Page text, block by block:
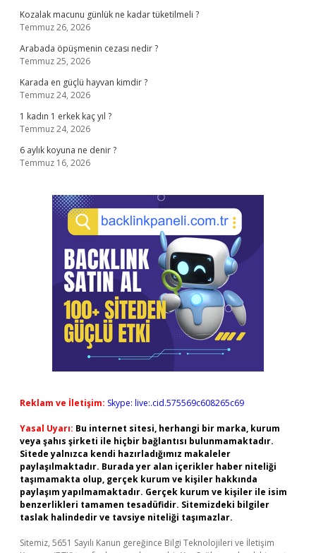
Kozalak macunu günlük ne kadar tüketilmeli ?
Temmuz 26, 2026
Arabada öpüşmenin cezası nedir ?
Temmuz 25, 2026
Karada en güçlü hayvan kimdir ?
Temmuz 24, 2026
1 kadın 1 erkek kaç yıl ?
Temmuz 24, 2026
6 aylık koyuna ne denir ?
Temmuz 16, 2026
Reklam ve İletişim: Skype: live:.cid.575569c608265c69
Yasal Uyarı: Bu internet sitesi, herhangi bir marka, kurum
veya şahıs şirketi ile hiçbir bağlantısı bulunmamaktadır.
Sitede yalnızca kendi hazırladığımız makaleler
paylaşılmaktadır. Burada yer alan içerikler haber niteliği
taşımamakta olup, gerçek kurum ve kişiler hakkında
paylaşım yapılmamaktadır. Gerçek kurum ve kişiler ile isim
benzerlikleri tamamen tesadüfidir. Sitemizdeki bilgiler
taslak halindedir ve tavsiye niteliği taşımazlar.
Sitemiz, 5651 Sayılı Kanun gereğince Bilgi Teknolojileri ve İletişim